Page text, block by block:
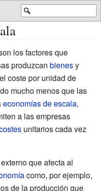
🔍
los factores que
produzcan bienesy
coste por unidad de
mucho menos que las
economías de escala,
a las empresas
unitarios cada vez
que afecta al
como, por ejemplo,
de la producción que